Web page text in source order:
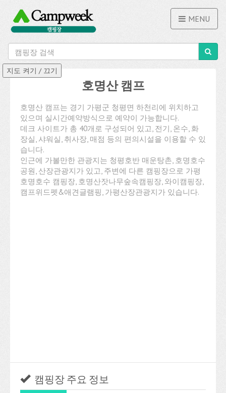
MENU
호명산 캠프
호명산 캠프는 경기 가평군 청평면 하천리에 위치하고
있으며 실시간예약방식으로 예약이 가능합니다.
데크 사이트가 총 40개로 구성되어 있고, 전기, 온수, 화
장실, 샤워실, 취사장, 매점 등의 편의시설을 이용할 수 있
습니다.
인근에 가볼만한 관광지는 청평호반 매운탕촌, 호명호수
공원, 산장관광지가 있고, 주변에 다른 캠핑장으로 가평
호명호수 캠핑장, 호명산잣나무숲속캠핑장, 와이캠핑장,
캠프위드펫&애견글램핑, 가평산장관광지가 있습니다.
캠핑장 주요 정보